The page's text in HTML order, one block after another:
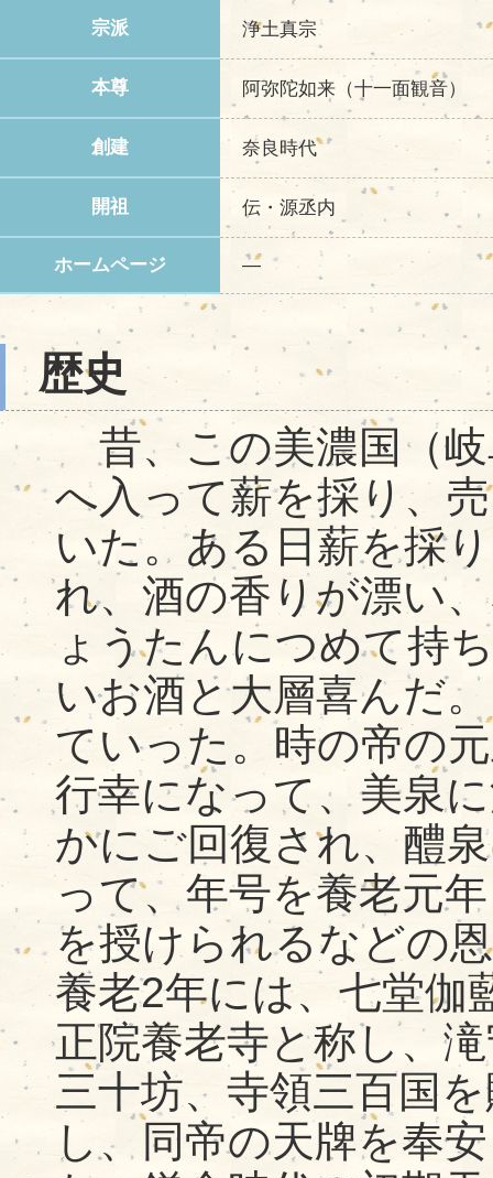
宗派 浄土真宗
本尊 阿弥陀如来（十一面観音）
創建 奈良時代
開祖 伝・源丞内
ホームページ ―
歴史
昔、この美濃国（
へ入って薪を採り、
いた。ある日薪を採
れ、酒の香りが漂い
ょうたんにつめて持
いお酒と大層喜んだ
ていった。時の帝の
行幸になって、美泉
かにご回復され、醴
って、年号を養老元
を授けられるなどの
養老2年には、七堂伽
正院養老寺と称し、
三十坊、寺領三百国
し、同帝の天牌を奉